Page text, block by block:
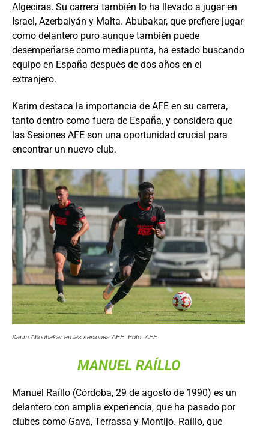
Algeciras. Su carrera también lo ha llevado a jugar en
Israel, Azerbaiyán y Malta. Abubakar, que prefiere jugar
como delantero puro aunque también puede
desempeñarse como mediapunta, ha estado buscando
equipo en España después de dos años en el
extranjero.
Karim destaca la importancia de AFE en su carrera,
tanto dentro como fuera de España, y considera que
las Sesiones AFE son una oportunidad crucial para
encontrar un nuevo club.
Karim Aboubakar en las sesiones AFE. Foto: AFE.
MANUEL RAÍLLO
Manuel Raíllo (Córdoba, 29 de agosto de 1990) es un
delantero con amplia experiencia, que ha pasado por
clubes como Gavà, Terrassa y Montijo. Raíllo, que